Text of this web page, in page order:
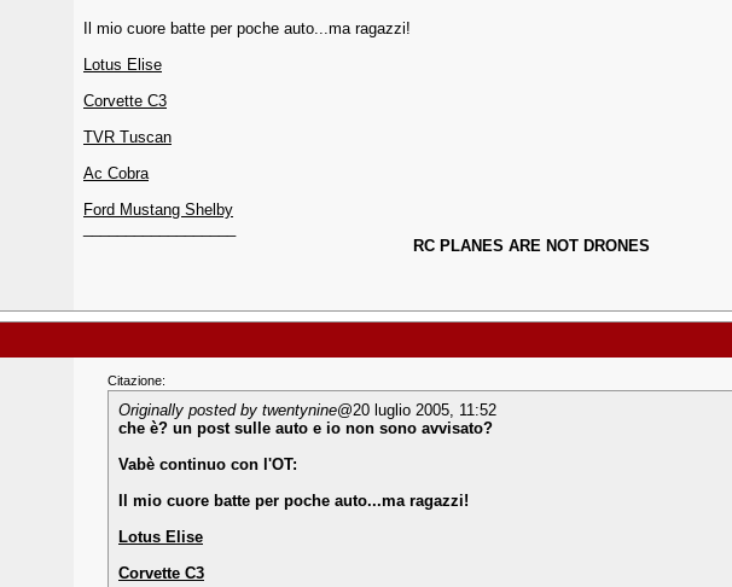
Il mio cuore batte per poche auto...ma ragazzi!
Lotus Elise
Corvette C3
TVR Tuscan
Ac Cobra
Ford Mustang Shelby
RC PLANES ARE NOT DRONES
Citazione:
Originally posted by twentynine@20 luglio 2005, 11:52
che è? un post sulle auto e io non sono avvisato?
Vabè continuo con l'OT:
Il mio cuore batte per poche auto...ma ragazzi!
Lotus Elise
Corvette C3